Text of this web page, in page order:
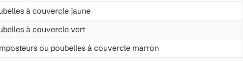
à couvercle jaune
à couvercle vert
ou poubelles à couvercle marron